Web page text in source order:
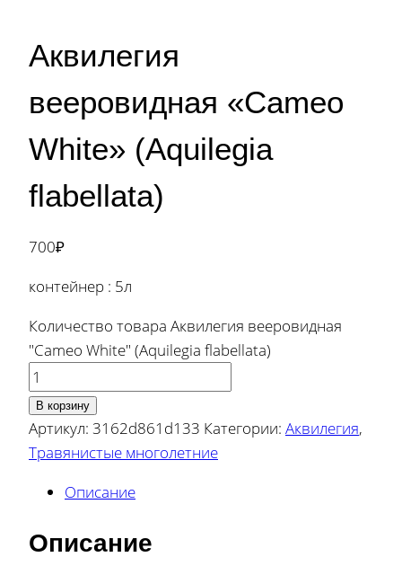
Аквилегия
вееровидная «Cameo
White» (Aquilegia
flabellata)
700₽
контейнер : 5л
Количество товара Аквилегия вееровидная
"Cameo White" (Aquilegia flabellata)
В корзину
Артикул: 3162d861d133 Категории: Аквилегия,
Травянистые многолетние
Описание
Описание